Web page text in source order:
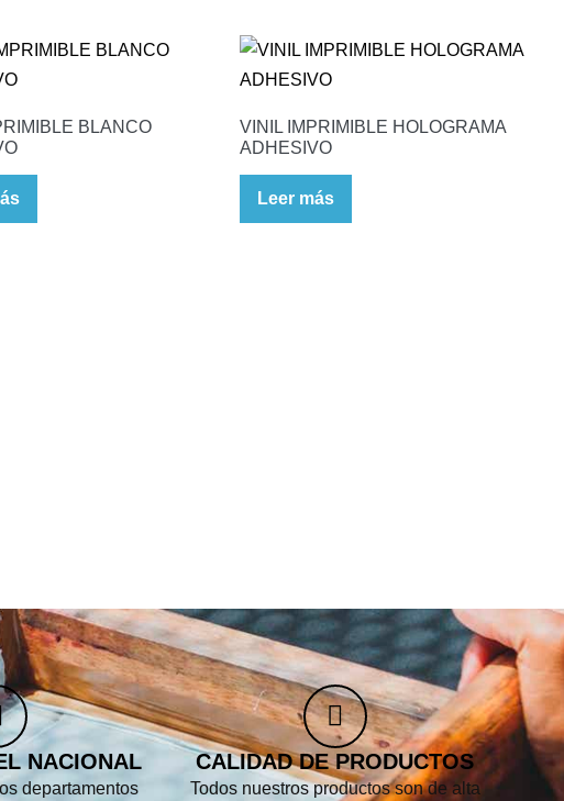
BLANCO
VINIL IMPRIMIBLE HOLOGRAMA
ADHESIVO
Leer más
NACIONAL
departamentos
CALIDAD DE PRODUCTOS
Todos nuestros productos son de alta